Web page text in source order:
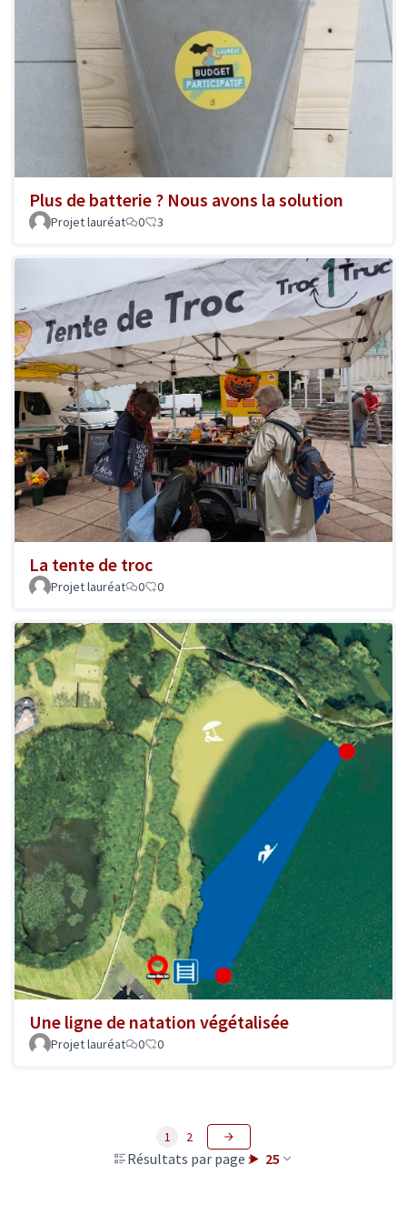
Plus de batterie ? Nous avons la solution
Projet lauréat 0 3
La tente de troc
Projet lauréat 0 0
Une ligne de natation végétalisée
Projet lauréat 0 0
Résultats par page : 25
1 2